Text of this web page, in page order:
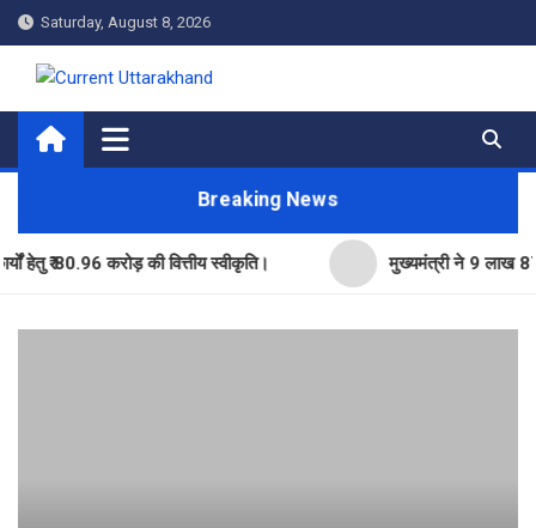
Skip
to
content
Saturday, August 8, 2026
Current Uttarakhand
Breaking News
करोड़ की वित्तीय स्वीकृति। मुख्यमंत्री ने 9 लाख 87 हजार17